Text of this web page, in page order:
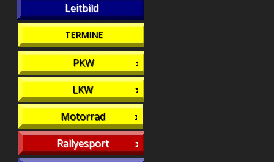
Leitbild
TERMINE
PKW
LKW
Motorrad
Rallyesport